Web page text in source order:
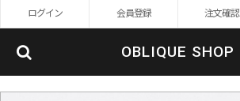
ログイン 会員登録 注文確認
OBLIQUE SHOP